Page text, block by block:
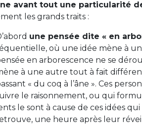
avant tout une particularité
les grands traits :
une pensée dite « en
où une idée mène à
en arborescence ne se
à une autre tout à fait
« du coq à l’âne ». Ces
le raisonnement, ou qui
le sont à cause de ces idées
une heure après leur